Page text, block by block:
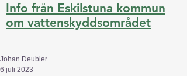
Info från Eskilstuna kommun
om vattenskyddsområdet
Johan Deubler
6 juli 2023